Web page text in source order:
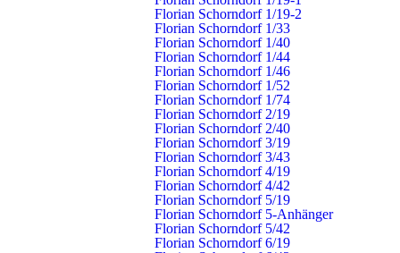
Florian Schorndorf 1/19-2
Florian Schorndorf 1/33
Florian Schorndorf 1/40
Florian Schorndorf 1/44
Florian Schorndorf 1/46
Florian Schorndorf 1/52
Florian Schorndorf 1/74
Florian Schorndorf 2/19
Florian Schorndorf 2/40
Florian Schorndorf 3/19
Florian Schorndorf 3/43
Florian Schorndorf 4/19
Florian Schorndorf 4/42
Florian Schorndorf 5/19
Florian Schorndorf 5-Anhänger
Florian Schorndorf 5/42
Florian Schorndorf 6/19
Spatenstich für das neue
Feuerwehrhaus in der Kernstadt
Mit dem symbolischen ersten Spatenstich am 15. Juli 2026
hat der Bau des neuen Feuerwehrhauses in Schorndorf
offiziell begonnen. Gemeinsam mit Vertreterinnen und
Vertretern aus Politik, Verwaltung, Feuerwehr sowie den am
Bau beteiligten Unternehmen wurde der Start dieses
wichtigen Projekts gefeiert.